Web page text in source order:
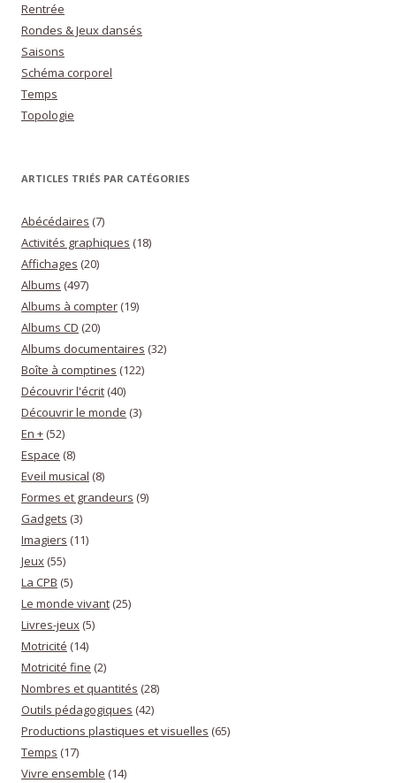
Rentrée
Rondes & Jeux dansés
Saisons
Schéma corporel
Temps
Topologie
ARTICLES TRIÉS PAR CATÉGORIES
Abécédaires (7)
Activités graphiques (18)
Affichages (20)
Albums (497)
Albums à compter (19)
Albums CD (20)
Albums documentaires (32)
Boîte à comptines (122)
Découvrir l'écrit (40)
Découvrir le monde (3)
En + (52)
Espace (8)
Eveil musical (8)
Formes et grandeurs (9)
Gadgets (3)
Imagiers (11)
Jeux (55)
La CPB (5)
Le monde vivant (25)
Livres-jeux (5)
Motricité (14)
Motricité fine (2)
Nombres et quantités (28)
Outils pédagogiques (42)
Productions plastiques et visuelles (65)
Temps (17)
Vivre ensemble (14)